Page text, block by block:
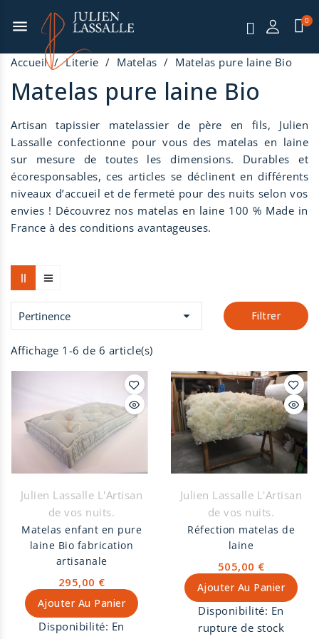
menu
Accueil Literie Matelas Matelas pure laine Bio
Matelas pure laine Bio
Artisan tapissier matelassier de père en fils, Julien
Lassalle confectionne pour vous des matelas en laine
sur mesure de toutes les dimensions. Durables et
écoresponsables, ces articles se déclinent en différents
niveaux d’accueil et de fermeté pour des nuits selon vos
envies ! Découvrez nos matelas en laine 100 % Made in
France à des conditions avantageuses.
Pertinence  Filtrer
Affichage 1-6 de 6 article(s)
Julien Lassalle L'Artisan
de vos nuits.
Matelas enfant en pure
laine Bio fabrication
artisanale
295,00 €
Ajouter Au Panier
Disponibilité: En
Julien Lassalle L'Artisan
de vos nuits.
Réfection matelas de
laine
505,00 €
Ajouter Au Panier
Disponibilité: En
rupture de stock